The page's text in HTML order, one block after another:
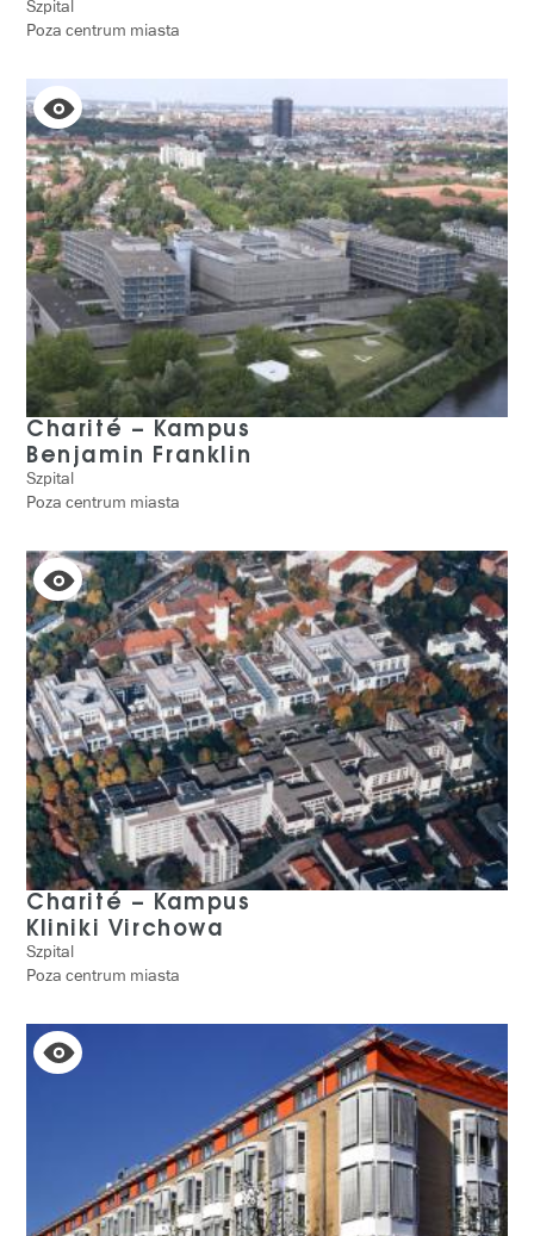
Szpital
Poza centrum miasta
Charité – Kampus
Benjamin Franklin
Szpital
Poza centrum miasta
Charité – Kampus
Kliniki Virchowa
Szpital
Poza centrum miasta